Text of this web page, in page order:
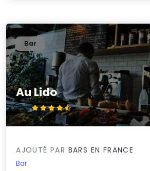
Au Lido
4.5/5
Bar
AJOUTÉ PAR BARS EN FRANCE
Bar